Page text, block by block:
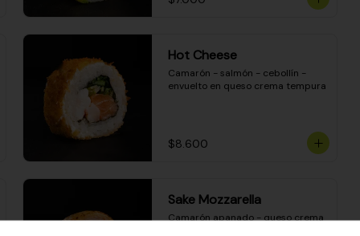
Hot Cheese
Camarón - salmón - cebollín -
envuelto en queso crema tempura
$8.600
Sake Mozzarella
Camarón apanado - queso crema